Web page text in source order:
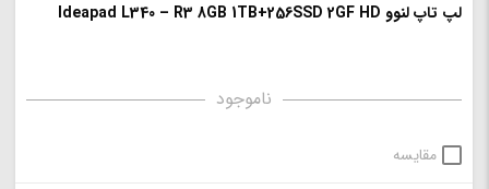
لپ تاپ لنوو Ideapad L340 – R3 8GB 1TB+256SSD 2GF HD
ناموجود
مقایسه